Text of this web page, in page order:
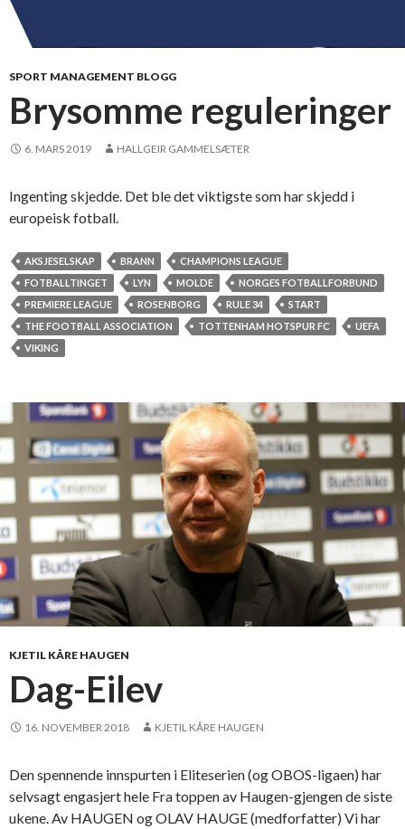
SPORT MANAGEMENT BLOGG
Brysomme reguleringer
6. MARS 2019 HALLGEIR GAMMELSÆTER
Ingenting skjedde. Det ble det viktigste som har skjedd i
europeisk fotball.
AKSJESELSKAP BRANN
CHAMPIONS LEAGUE
FOTBALLTINGET
LYN MOLDE
NORGES FOTBALLFORBUND
PREMIERE LEAGUE
ROSENBORG RULE 34
START
THE FOOTBALL ASSOCIATION
TOTTENHAM HOTSPUR FC
UEFA
VIKING
KJETIL KÅRE HAUGEN
Dag-Eilev
16. NOVEMBER 2018 KJETIL KÅRE HAUGEN
Den spennende innspurten i Eliteserien (og OBOS-ligaen) har
selvsagt engasjert hele Fra toppen av Haugen-gjengen de siste
ukene. Av HAUGEN og OLAV HAUGE (medforfatter) Vi har